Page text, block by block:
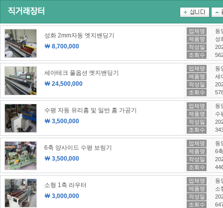
성화 2mm자동 엣지밴딩기
￦ 8,700,000
업체명
동
제품명
성
작성일
조회수
세아테크 풀옵션 엣지밴딩기
￦ 24,500,000
업체명
동
제품명
세
작성일
조회수
수평 자동 유리홈 및 일반 홈 가공기
￦ 3,500,000
업체명
동
제품명
수
작성일
조회수
6축 양사이드 수평 보링기
￦ 3,500,000
업체명
동
제품명
6
작성일
조회수
소형 1축 라우터
￦ 3,000,000
업체명
동
제품명
소
작성일
조회수